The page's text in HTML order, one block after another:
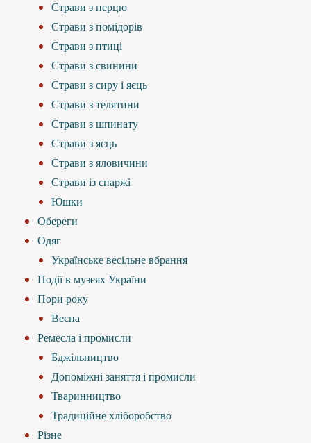
Страви з перцю
Страви з помідорів
Страви з птиці
Страви з свинини
Страви з сиру і яєць
Страви з телятини
Страви з шпинату
Страви з яєць
Страви з яловичини
Страви із спаржі
Юшки
Обереги
Одяг
Українське весільне вбрання
Події в музеях України
Пори року
Весна
Ремесла і промисли
Бджільництво
Допоміжні заняття і промисли
Тваринництво
Традиційне хліборобство
Різне